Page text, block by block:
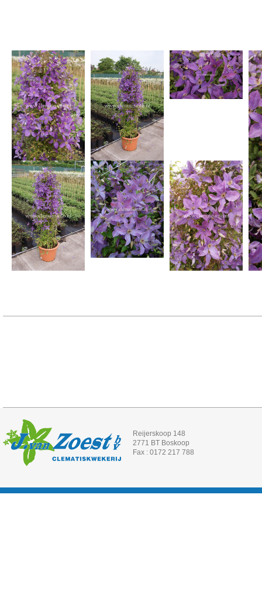
Reijerskoop 148
2771 BT Boskoop
Fax : 0172 217 788